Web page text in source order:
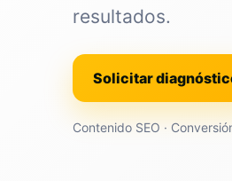
resultados.
Solicitar
Contenido SEO ·